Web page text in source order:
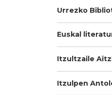
Urrezko
Euskal
Itzultzaile
Itzulpen